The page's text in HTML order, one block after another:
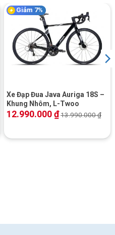
trang-san-pham" not found
Giảm 7%
Xe Đạp Đua Java Auriga 18S –
Khung Nhôm, L-Twoo
12.990.000₫13.990.000₫